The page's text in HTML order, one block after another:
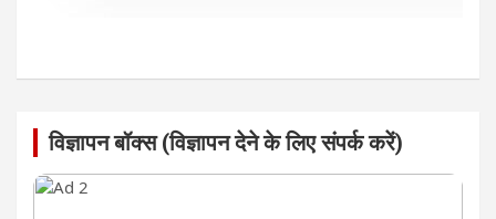
विज्ञापन बॉक्स (विज्ञापन देने के लिए संपर्क करें)